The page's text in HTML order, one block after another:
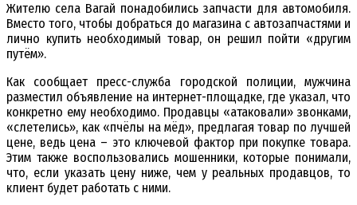
Жителю села Вагай понадобились запчасти для автомобиля.
Вместо того, чтобы добраться до магазина с автозапчастями и
лично купить необходимый товар, он решил пойти «другим
путём».
Как сообщает пресс-служба городской полиции, мужчина
разместил объявление на интернет-площадке, где указал, что
конкретно ему необходимо. Продавцы «атаковали» звонками,
«слетелись», как «пчёлы на мёд», предлагая товар по лучшей
цене, ведь цена – это ключевой фактор при покупке товара.
Этим также воспользовались мошенники, которые понимали,
что, если указать цену ниже, чем у реальных продавцов, то
клиент будет работать с ними.